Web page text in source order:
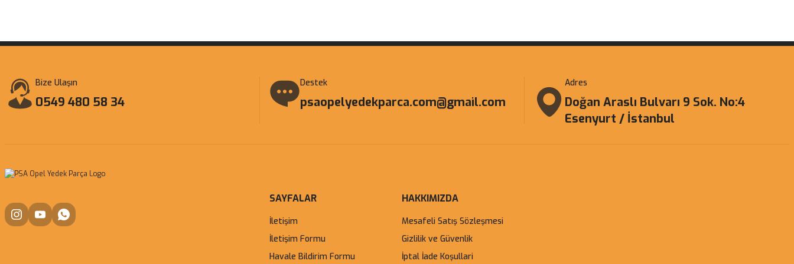
Bize Ulaşın
0549 480 58 34
Destek
psaopelyedekparca.com@gmail.com
Adres
Doğan Araslı Bulvarı 9 Sok. No:4
Esenyurt / İstanbul
SAYFALAR
İletişim
İletişim Formu
Havale Bildirim Formu
HAKKIMIZDA
Mesafeli Satış Sözleşmesi
Gizlilik ve Güvenlik
İptal İade Koşullari